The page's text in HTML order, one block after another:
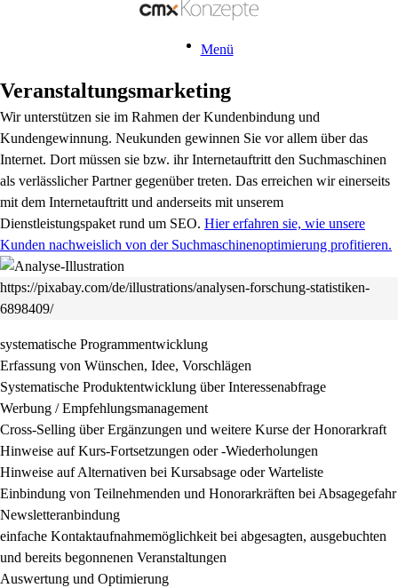
Menü
Veranstaltungsmarketing
Wir unterstützen sie im Rahmen der Kundenbindung und
Kundengewinnung. Neukunden gewinnen Sie vor allem über das
Internet. Dort müssen sie bzw. ihr Internetauftritt den Suchmaschinen
als verlässlicher Partner gegenüber treten. Das erreichen wir einerseits
mit dem Internetauftritt und anderseits mit unserem
Dienstleistungspaket rund um SEO. Hier erfahren sie, wie unsere
Kunden nachweislich von der Suchmaschinenoptimierung profitieren.
https://pixabay.com/de/illustrations/analysen-forschung-statistiken-
6898409/
systematische Programmentwicklung
Erfassung von Wünschen, Idee, Vorschlägen
Systematische Produktentwicklung über Interessenabfrage
Werbung / Empfehlungsmanagement
Cross-Selling über Ergänzungen und weitere Kurse der Honorarkraft
Hinweise auf Kurs-Fortsetzungen oder -Wiederholungen
Hinweise auf Alternativen bei Kursabsage oder Warteliste
Einbindung von Teilnehmenden und Honorarkräften bei Absagegefahr
Newsletteranbindung
einfache Kontaktaufnahmemöglichkeit bei abgesagten, ausgebuchten
und bereits begonnenen Veranstaltungen
Auswertung und Optimierung